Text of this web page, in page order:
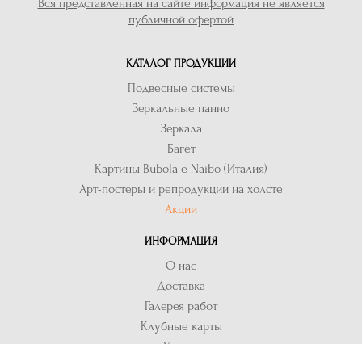
Вся представленная на сайте информация не является
публичной офертой
КАТАЛОГ ПРОДУКЦИИ
Подвесные системы
Зеркальные панно
Зеркала
Багет
Картины Bubola e Naibo (Италия)
Арт-постеры и репродукции на холсте
Акции
ИНФОРМАЦИЯ
О нас
Доставка
Галерея работ
Клубные карты